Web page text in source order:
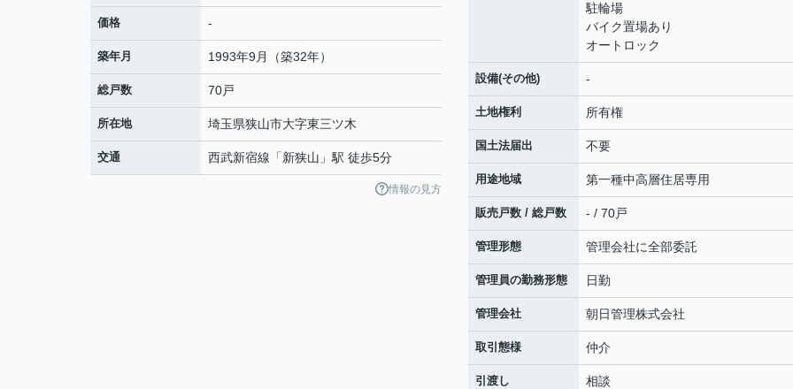
価格 -
築年月 1993年9月（築32年）
総戸数 70戸
所在地 埼玉県狭山市大字東三ツ木
交通 西武新宿線 「新狭山 」駅 徒歩5分
情報の見方
駐輪場
バイク置場あり
オートロック
設備(その他) -
土地権利 所有権
国土法届出 不要
用途地域 第一種中高層住居専用
販売戸数 / 総戸数 - / 70戸
管理形態 管理会社に全部委託
管理員の勤務形態 日勤
管理会社 朝日管理株式会社
取引態様 仲介
引渡し 相談